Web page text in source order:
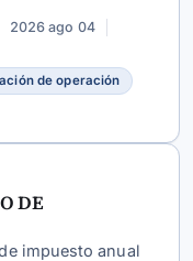
2026 ago 04
de operación
DE
impuesto anual